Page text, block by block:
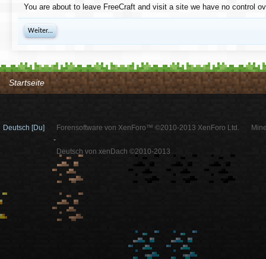
You are about to leave FreeCraft and visit a site we have no control
Weiter...
Startseite
Deutsch [Du]
Forensoftware von XenForo™ ©2010-2013 XenForo Ltd.
-
Deutsch von xenDach ©2010-2013